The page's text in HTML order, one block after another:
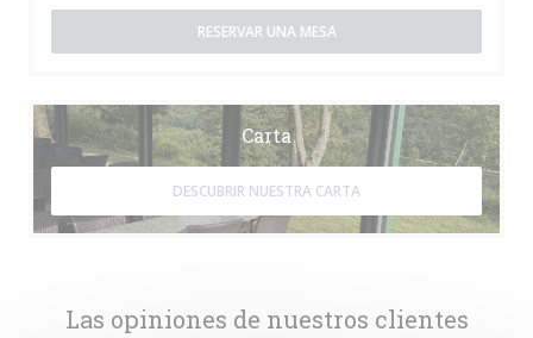
Las opiniones de nuestros clientes
RESERVAR UNA MESA
Carta
DESCUBRIR NUESTRA CARTA